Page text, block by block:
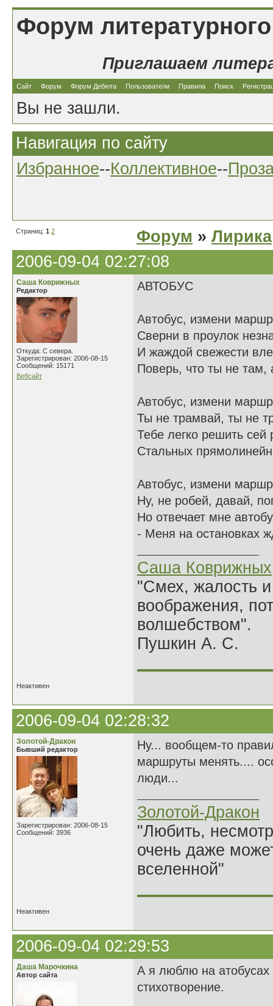
Форум
Приглашаем
Сайт Форум Форум Дебюта Пользователи Правила Поиск
Вы не зашли.
Навигация по сайту
Избранное--Коллективное--
Страниц: 1 2 Форум » Лирика
2006-09-04 02:27:08
Саша Коврижных
Редактор
Откуда: С севера.
Зарегистрирован: 2006-08-15
Сообщений: 15171
Вебсайт
АВТОБУС
Автобус, измени
Сверни в проулок
И жаждой свежести
Поверь, что ты не там,
Автобус, измени
Ты не трамвай, ты не
Тебе легко решить сей
Стальных
Автобус, измени
Ну, не робей, давай,
Но отвечает мне
- Меня на остановках
Саша Коврижных
"Смех, жалость
воображения,
волшебством".
Пушкин А. С.
Неактивен
2006-09-04 02:28:32
Золотой-Дракон
Бывший редактор
Зарегистрирован: 2006-08-15
Сообщений: 3936
Ну... вообщем-то
маршруты менять....
люди...
Золотой-Дракон
"Любить,
очень даже
вселенной"
Неактивен
2006-09-04 02:29:53
Даша Марочкина
Автор сайта
А я люблю на атобусах
стихотворение.